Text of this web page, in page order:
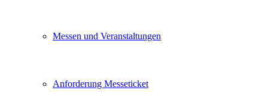
Messen und Veranstaltungen
Anforderung Messeticket